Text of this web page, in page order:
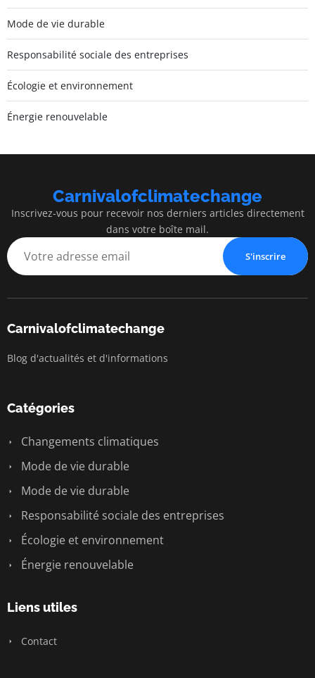
Mode de vie durable
Responsabilité sociale des entreprises
Écologie et environnement
Énergie renouvelable
Carnivalofclimatechange
Inscrivez-vous pour recevoir nos derniers articles directement
dans votre boîte mail.
S'inscrire
Carnivalofclimatechange
Blog d'actualités et d'informations
Catégories
Changements climatiques
Mode de vie durable
Mode de vie durable
Responsabilité sociale des entreprises
Écologie et environnement
Énergie renouvelable
Liens utiles
Contact